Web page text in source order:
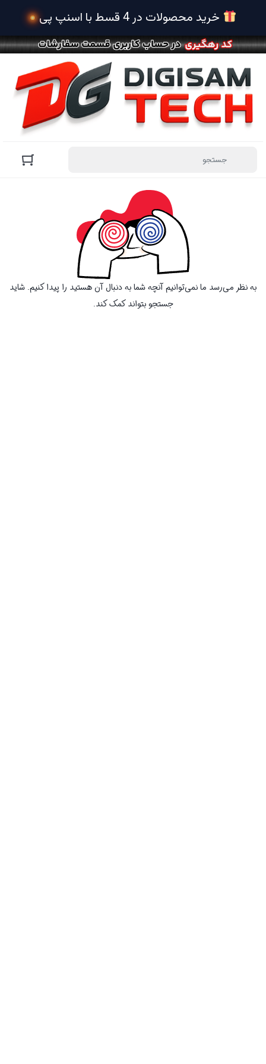
به نظر می‌رسد ما نمی‌توانیم آنچه شما به دنبال آن هستید را پیدا کنیم. شاید
جستجو بتواند کمک کند.
خرید محصولات در 4 قسط با اسنپ پی